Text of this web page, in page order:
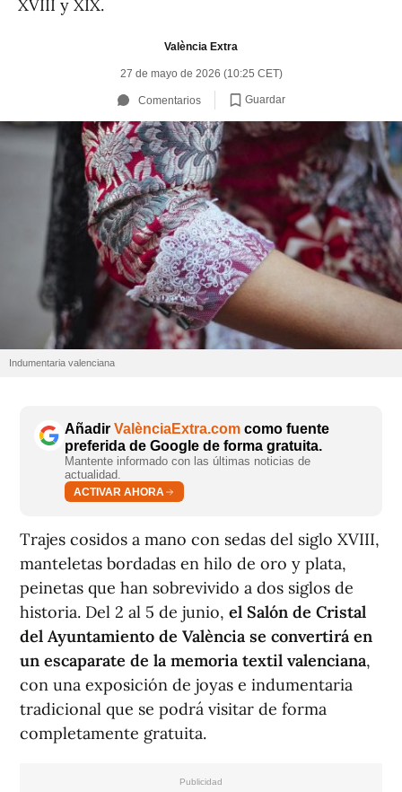
XVIII y XIX.
València Extra
27 de mayo de 2026 (10:25 CET)
Comentarios Guardar
Indumentaria valenciana
Añadir ValènciaExtra.com como fuente
preferida de Google de forma gratuita.
Mantente informado con las últimas noticias de
actualidad.
ACTIVAR AHORA
Trajes cosidos a mano con sedas del siglo XVIII,
manteletas bordadas en hilo de oro y plata,
peinetas que han sobrevivido a dos siglos de
historia. Del 2 al 5 de junio, el Salón de Cristal
del Ayuntamiento de València se convertirá en
un escaparate de la memoria textil valenciana,
con una exposición de joyas e indumentaria
tradicional que se podrá visitar de forma
completamente gratuita.